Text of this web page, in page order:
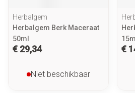
Herbalgem
Herbalgem Berk Maceraat
50ml
€ 29,34
Niet beschikbaar
15ml
€